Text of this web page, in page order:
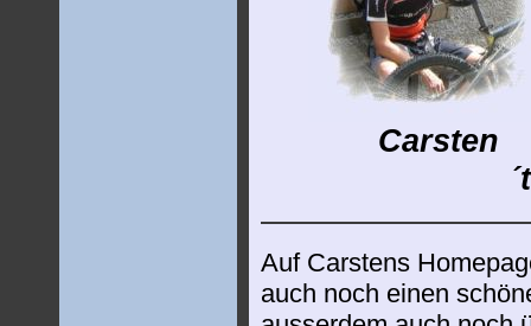
Carsten
Auf Carstens
auch noch einen